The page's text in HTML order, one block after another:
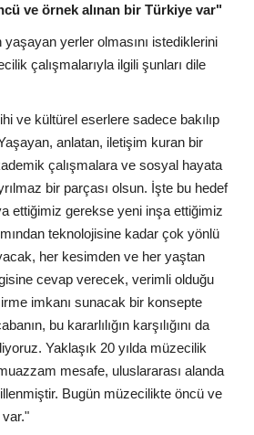
ve örnek alınan bir Türkiye var"
yerler olmasını istediklerini
çalışmalarıyla ilgili şunları dile
ve kültürel eserlere sadece bakılıp
anlatan, iletişim kuran bir
çalışmalara ve sosyal hayata
bir parçası olsun. İşte bu hedef
ettiğimiz gerekse yeni inşa ettiğimiz
teknolojisine kadar çok yönlü
her kesimden ve her yaştan
cevap verecek, verimli olduğu
imkanı sunacak bir konsepte
bu kararlılığın karşılığını da
Yaklaşık 20 yılda müzecilik
mesafe, uluslararası alanda
Bugün müzecilikte öncü ve
var."